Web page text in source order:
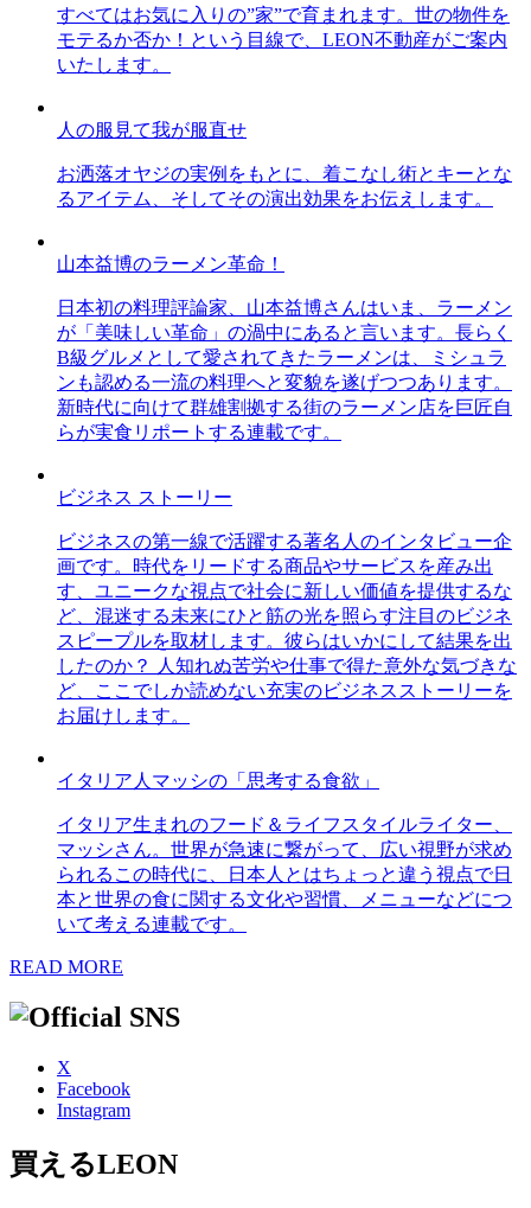
すべてはお気に入りの”家”で育まれます。世の物件を
モテるか否か！という目線で、LEON不動産がご案内
いたします。
人の服見て我が服直せ
お洒落オヤジの実例をもとに、着こなし術とキーとな
るアイテム、そしてその演出効果をお伝えします。
山本益博のラーメン革命！
日本初の料理評論家、山本益博さんはいま、ラーメン
が「美味しい革命」の渦中にあると言います。長らく
B級グルメとして愛されてきたラーメンは、ミシュラ
ンも認める一流の料理へと変貌を遂げつつあります。
新時代に向けて群雄割拠する街のラーメン店を巨匠自
らが実食リポートする連載です。
ビジネス ストーリー
ビジネスの第一線で活躍する著名人のインタビュー企
画です。時代をリードする商品やサービスを産み出
す、ユニークな視点で社会に新しい価値を提供するな
ど、混迷する未来にひと筋の光を照らす注目のビジネ
スピープルを取材します。彼らはいかにして結果を出
したのか？ 人知れぬ苦労や仕事で得た意外な気づきな
ど、ここでしか読めない充実のビジネスストーリーを
お届けします。
イタリア人マッシの「思考する食欲」
イタリア生まれのフード＆ライフスタイルライター、
マッシさん。世界が急速に繋がって、広い視野が求め
られるこの時代に、日本人とはちょっと違う視点で日
本と世界の食に関する文化や習慣、メニューなどにつ
いて考える連載です。
READ MORE
X
Facebook
Instagram
買えるLEON